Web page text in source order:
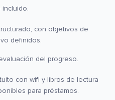
incluido.
con objetivos de
definidos.
del progreso.
con wifi y libros de lectura
para préstamos.